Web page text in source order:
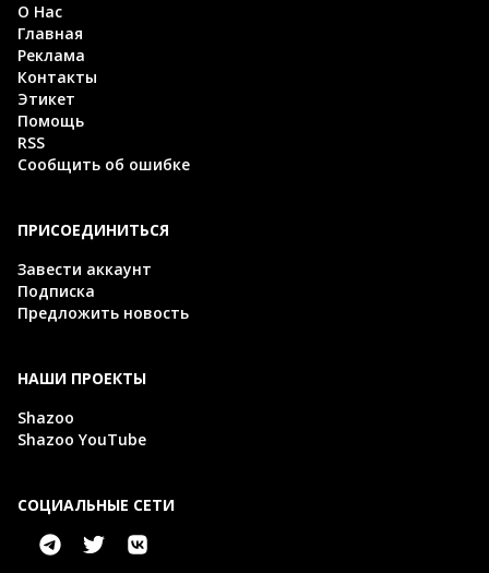
О Нас
Главная
Реклама
Контакты
Этикет
Помощь
RSS
Сообщить об ошибке
ПРИСОЕДИНИТЬСЯ
Завести аккаунт
Подписка
Предложить новость
НАШИ ПРОЕКТЫ
Shazoo
Shazoo YouTube
СОЦИАЛЬНЫЕ СЕТИ